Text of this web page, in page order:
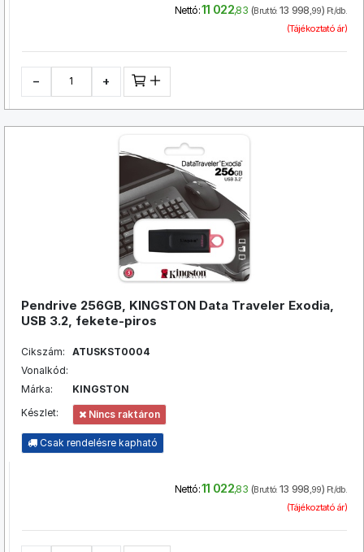
Nettó:11 022,83 (Bruttó: 13 998,99) Ft/db.
(Tájékoztató ár)
− +
Pendrive 256GB, KINGSTON Data Traveler Exodia,
USB 3.2, fekete-piros
Cikszám:
ATUSKST0004
Vonalkód:
Márka:
KINGSTON
Készlet:
Nincs raktáron
Csak rendelésre kapható
Nettó:11 022,83 (Bruttó: 13 998,99) Ft/db.
(Tájékoztató ár)